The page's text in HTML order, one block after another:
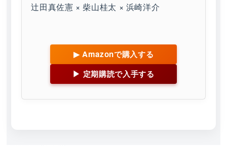
辻田真佐憲 × 柴山桂太 × 浜崎洋介
▶ Amazonで購入する
▶ 定期購読で入手する